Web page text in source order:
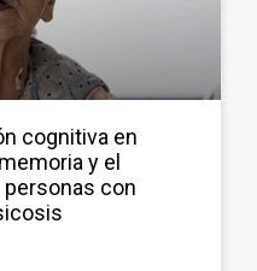
cognitiva en
y el
con